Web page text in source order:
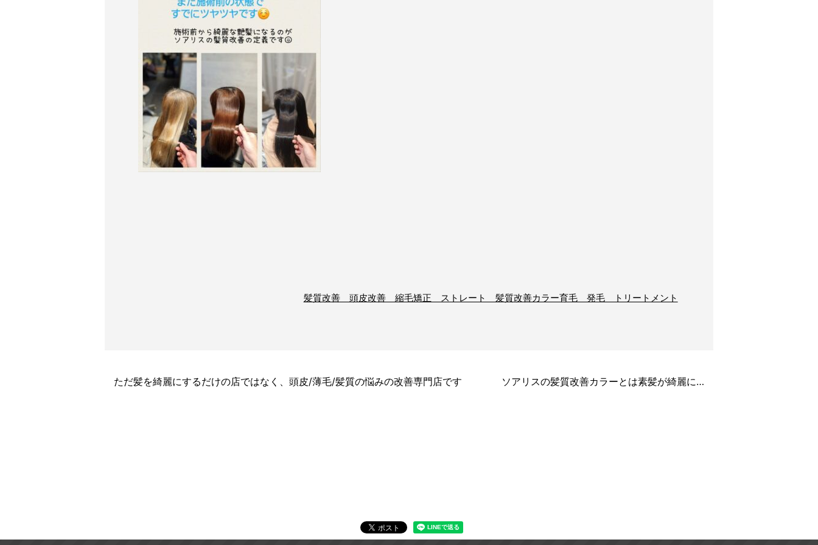
髪質改善 頭皮改善 縮毛矯正 ストレート 髪質改善カラー育毛 発毛 トリートメント
ただ髪を綺麗にするだけの店ではなく、頭皮/薄毛/髪質の悩みの改善専門店です ソアリスの髪質改善カラーとは素髪が綺麗に…